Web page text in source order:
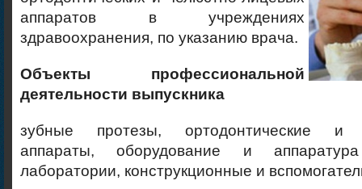
аппаратов в учреждениях
здравоохранения, по указанию врача.
Объекты профессиональной
деятельности выпускника
зубные протезы, ортодонтические и
аппараты, оборудование и аппаратура
лаборатории, конструкционные и